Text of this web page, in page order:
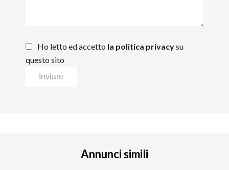
Ho letto ed accetto la politica privacysu
questo sito
Inviare
Annunci simili